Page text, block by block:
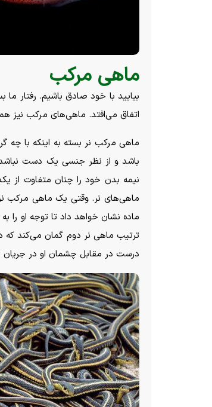
ماهی مرکب
بیایید با خود صادق باشیم. رفتار ما
اتفاق می‌افتد. ماهی‌های مرکب نیز
ماهی مرکب نر بسته به اینکه با چه
باشد و از نظر جنسی یک دست
نیمه بدن خود را چنان متفاوت از
ماهی‌های نر. وقتی یک ماهی مرکب
ماده نشان خواهد داد تا توجه او
ترتیب ماهی نر دوم گمان می‌کند که
درست در مقابل چشمان او در